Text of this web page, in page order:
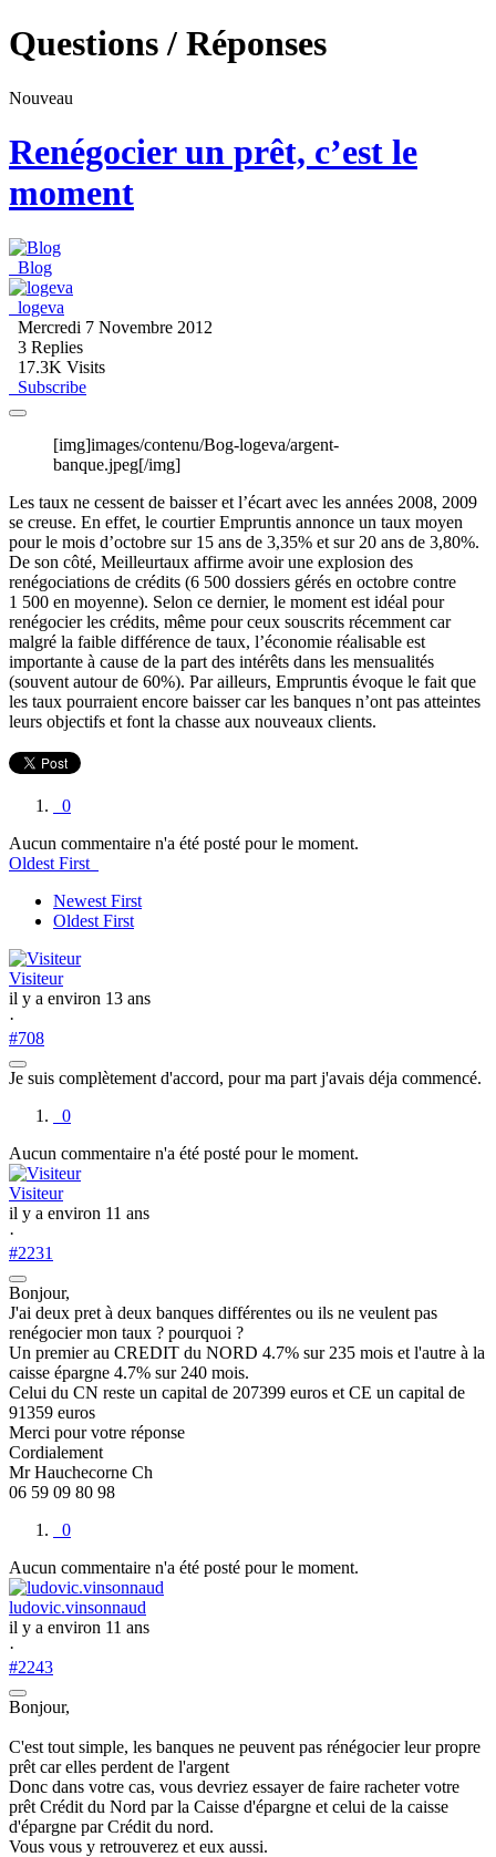
Questions / Réponses
Nouveau
Renégocier un prêt, c’est le
moment
Blog
logeva
Mercredi 7 Novembre 2012
3 Replies
17.3K Visits
Subscribe
[img]images/contenu/Bog-logeva/argent-
banque.jpeg[/img]
Les taux ne cessent de baisser et l’écart avec les années 2008, 2009
se creuse. En effet, le courtier Empruntis annonce un taux moyen
pour le mois d’octobre sur 15 ans de 3,35% et sur 20 ans de 3,80%.
De son côté, Meilleurtaux affirme avoir une explosion des
renégociations de crédits (6 500 dossiers gérés en octobre contre
1 500 en moyenne). Selon ce dernier, le moment est idéal pour
renégocier les crédits, même pour ceux souscrits récemment car
malgré la faible différence de taux, l’économie réalisable est
importante à cause de la part des intérêts dans les mensualités
(souvent autour de 60%). Par ailleurs, Empruntis évoque le fait que
les taux pourraient encore baisser car les banques n’ont pas atteintes
leurs objectifs et font la chasse aux nouveaux clients.
0
Aucun commentaire n'a été posté pour le moment.
Oldest First
Newest First
Oldest First
Visiteur
il y a environ 13 ans
·
#708
Je suis complètement d'accord, pour ma part j'avais déja commencé.
0
Aucun commentaire n'a été posté pour le moment.
Visiteur
il y a environ 11 ans
·
#2231
Bonjour,
J'ai deux pret à deux banques différentes ou ils ne veulent pas
renégocier mon taux ? pourquoi ?
Un premier au CREDIT du NORD 4.7% sur 235 mois et l'autre à la
caisse épargne 4.7% sur 240 mois.
Celui du CN reste un capital de 207399 euros et CE un capital de
91359 euros
Merci pour votre réponse
Cordialement
Mr Hauchecorne Ch
06 59 09 80 98
0
Aucun commentaire n'a été posté pour le moment.
ludovic.vinsonnaud
il y a environ 11 ans
·
#2243
Bonjour,
C'est tout simple, les banques ne peuvent pas rénégocier leur propre
prêt car elles perdent de l'argent
Donc dans votre cas, vous devriez essayer de faire racheter votre
prêt Crédit du Nord par la Caisse d'épargne et celui de la caisse
d'épargne par Crédit du nord.
Vous vous y retrouverez et eux aussi.